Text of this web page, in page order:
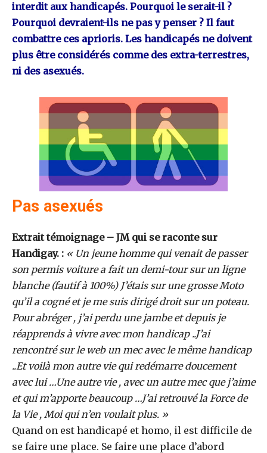
interdit aux handicapés. Pourquoi le serait-il ?
Pourquoi devraient-ils ne pas y penser ? Il faut
combattre ces aprioris. Les handicapés ne doivent
plus être considérés comme des extra-terrestres,
ni des asexués.
Pas asexués
Extrait témoignage – JM qui se raconte sur
Handigay. : « Un jeune homme qui venait de passer
son permis voiture a fait un demi-tour sur un ligne
blanche (fautif à 100%) J’étais sur une grosse Moto
qu’il a cogné et je me suis dirigé droit sur un poteau.
Pour abréger , j’ai perdu une jambe et depuis je
réapprends à vivre avec mon handicap ..J’ai
rencontré sur le web un mec avec le même handicap
..Et voilà mon autre vie qui redémarre doucement
avec lui …Une autre vie , avec un autre mec que j’aime
et qui m’apporte beaucoup …J’ai retrouvé la Force de
la Vie , Moi qui n’en voulait plus. »
Quand on est handicapé et homo, il est difficile de
se faire une place. Se faire une place d’abord